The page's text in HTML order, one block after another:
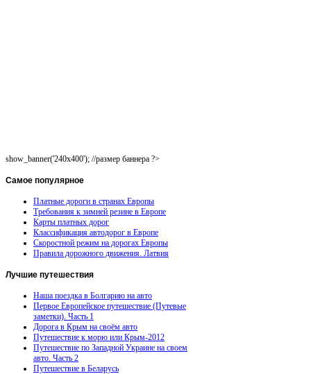
show_banner('240x400'); //размер баннера ?>
Самое популярное
Платные дороги в странах Европы
Требования к зимней резине в Европе
Карты платных дорог
Классификация автодорог в Европе
Скоростной режим на дорогах Европы
Правила дорожного движения. Латвия
Лучшие путешествия
Наша поездка в Болгарию на авто
Первое Европейское путешествие (Путевые
заметки). Часть 1
Дорога в Крым на своём авто
Путешествие к морю или Крым-2012
Путешествие по Западной Украине на своем
авто. Часть 2
Путешествие в Беларусь